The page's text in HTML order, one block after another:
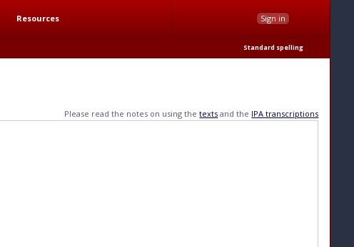
Resources Sign in
Standard spelling
Please read the notes on using thetexts and the IPA transcriptions